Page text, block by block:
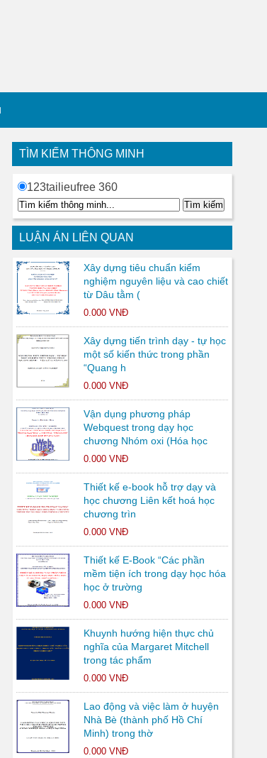
TÌM KIẾM THÔNG MINH
123tailieufree 360
LUẬN ÁN LIÊN QUAN
Xây dựng tiêu chuẩn kiểm
nghiệm nguyên liệu và cao chiết
từ Dâu tằm (
0.000 VNĐ
Xây dựng tiến trình dạy - tự học
một số kiến thức trong phần
“Quang h
0.000 VNĐ
Vận dụng phương pháp
Webquest trong dạy học
chương Nhóm oxi (Hóa học
0.000 VNĐ
Thiết kế e-book hỗ trợ dạy và
học chương Liên kết hoá học
chương trìn
0.000 VNĐ
Thiết kế E-Book “Các phần
mềm tiện ích trong dạy học hóa
học ở trường
0.000 VNĐ
Khuynh hướng hiện thực chủ
nghĩa của Margaret Mitchell
trong tác phẩm
0.000 VNĐ
Lao động và việc làm ở huyện
Nhà Bè (thành phố Hồ Chí
Minh) trong thờ
0.000 VNĐ